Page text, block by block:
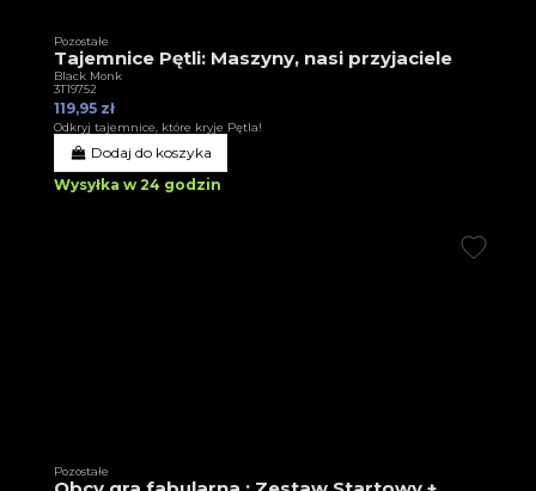
Pozostałe
Tajemnice Pętli: Maszyny, nasi przyjaciele
Black Monk
3T19752
119,95 zł
Odkryj tajemnice, które kryje Pętla!
Dodaj do koszyka
Wysyłka w 24 godzin
Pozostałe